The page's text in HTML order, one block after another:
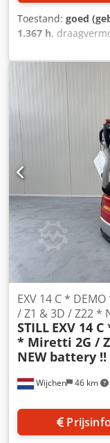
Toestand: goed
1.367 h,
2.000 mm,
* Proplan 2G /
ID:26083.5803
Lifting height:2850
Hours:1367 hours
Proplan !!!!!
= Cat 2G (
Tempklasse = T4
DUBBEL stock
Wijchen 46 km
EXV 14 C *
/ Z1 & 3D / Z22 *
STILL EXV 14
* Miretti 2G /
NEW battery !!
Prijsinfo